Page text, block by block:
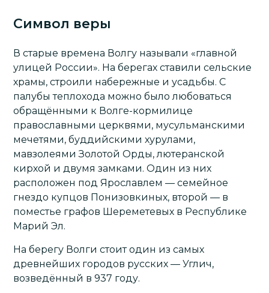
Символ веры
В старые времена Волгу называли «главной
улицей России». На берегах ставили сельские
храмы, строили набережные и усадьбы. С
палубы теплохода можно было любоваться
обращёнными к Волге-кормилице
православными церквями, мусульманскими
мечетями, буддийскими хурулами,
мавзолеями Золотой Орды, лютеранской
кирхой и двумя замками. Один из них
расположен под Ярославлем — семейное
гнездо купцов Понизовкиных, второй — в
поместье графов Шереметевых в Республике
Марий Эл.
На берегу Волги стоит один из самых
древнейших городов русских — Углич,
возведённый в 937 году.